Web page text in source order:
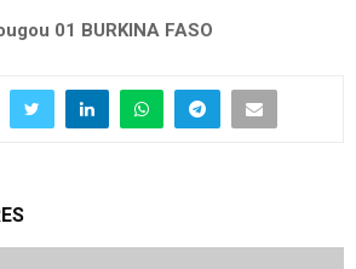
01 BURKINA FASO